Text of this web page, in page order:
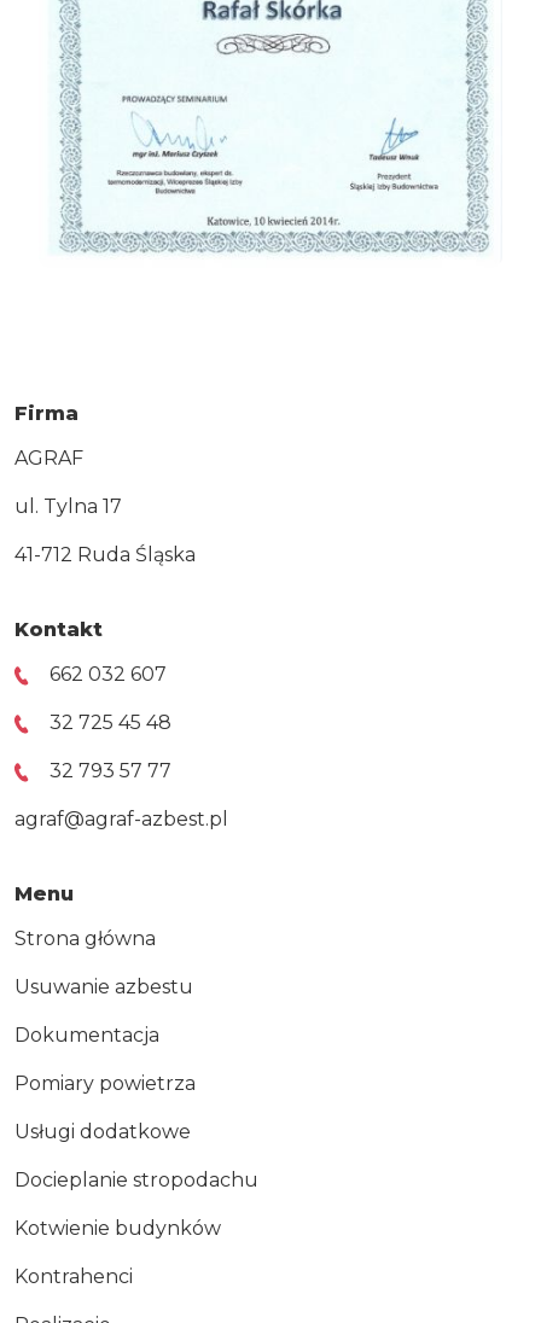
Firma
AGRAF
ul. Tylna 17
41-712 Ruda Śląska
Kontakt
662 032 607
32 725 45 48
32 793 57 77
agraf@agraf-azbest.pl
Menu
Strona główna
Usuwanie azbestu
Dokumentacja
Pomiary powietrza
Usługi dodatkowe
Docieplanie stropodachu
Kotwienie budynków
Kontrahenci